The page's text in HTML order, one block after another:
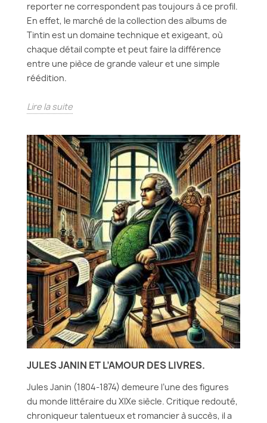
reporter ne correspondent pas toujours à ce profil.
En effet, le marché de la collection des albums de
Tintin est un domaine technique et exigeant, où
chaque détail compte et peut faire la différence
entre une pièce de grande valeur et une simple
réédition.
Lire la suite
JULES JANIN ET L’AMOUR DES LIVRES.
Jules Janin (1804-1874) demeure l’une des figures
du monde littéraire du XIXe siècle. Critique redouté,
chroniqueur talentueux et romancier à succès, il a